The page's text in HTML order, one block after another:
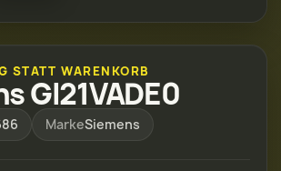
STATT WARENKORB
GI21VADE0
MarkeSiemens